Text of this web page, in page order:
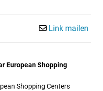
Link mailen
European Shopping
Shopping Centers